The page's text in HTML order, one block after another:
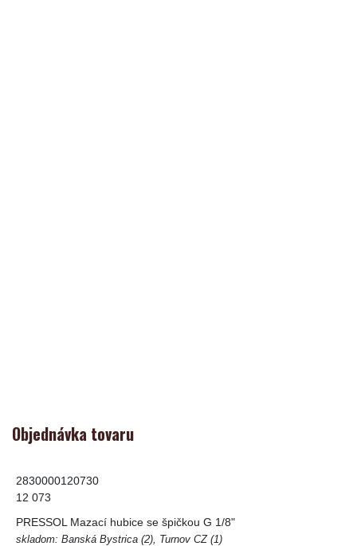
Objednávka tovaru
2830000120730
12 073
PRESSOL Mazací hubice se špičkou G 1/8"
skladom: Banská Bystrica (2), Turnov CZ (1)